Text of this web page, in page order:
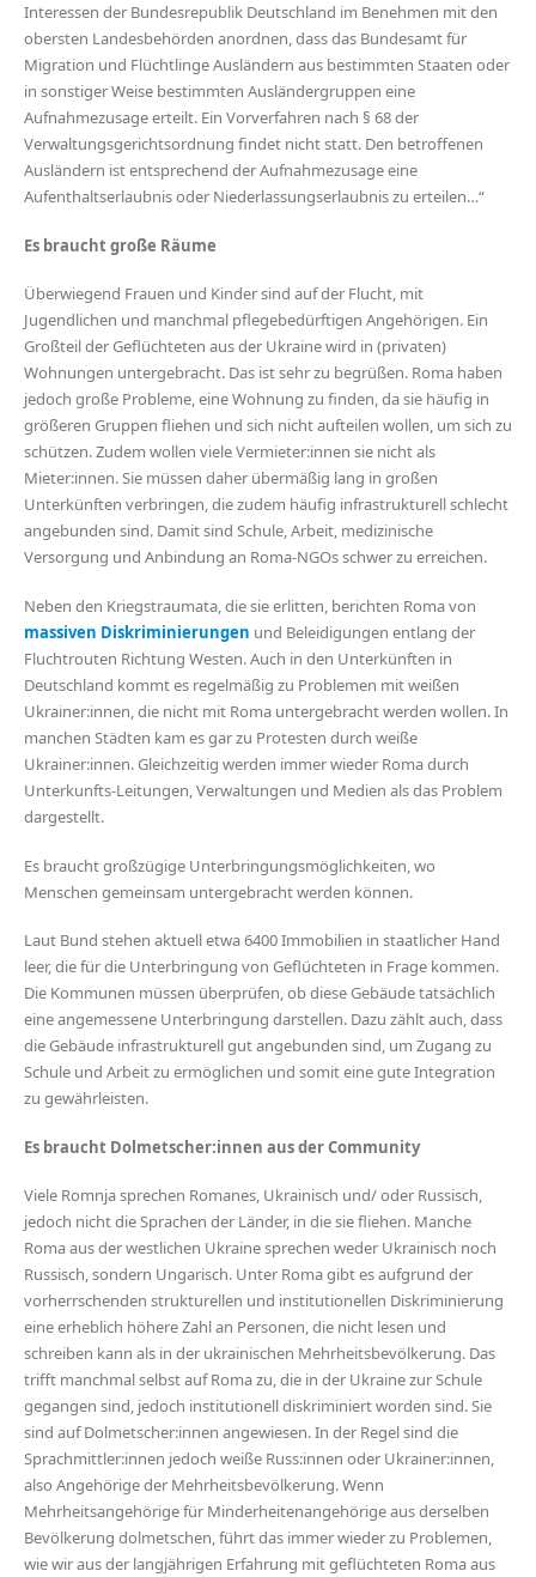
Interessen der Bundesrepublik Deutschland im Benehmen mit den
obersten Landesbehörden anordnen, dass das Bundesamt für
Migration und Flüchtlinge Ausländern aus bestimmten Staaten oder
in sonstiger Weise bestimmten Ausländergruppen eine
Aufnahmezusage erteilt. Ein Vorverfahren nach § 68 der
Verwaltungsgerichtsordnung findet nicht statt. Den betroffenen
Ausländern ist entsprechend der Aufnahmezusage eine
Aufenthaltserlaubnis oder Niederlassungserlaubnis zu erteilen…“
Es braucht große Räume
Überwiegend Frauen und Kinder sind auf der Flucht, mit
Jugendlichen und manchmal pflegebedürftigen Angehörigen. Ein
Großteil der Geflüchteten aus der Ukraine wird in (privaten)
Wohnungen untergebracht. Das ist sehr zu begrüßen. Roma haben
jedoch große Probleme, eine Wohnung zu finden, da sie häufig in
größeren Gruppen fliehen und sich nicht aufteilen wollen, um sich zu
schützen. Zudem wollen viele Vermieter:innen sie nicht als
Mieter:innen. Sie müssen daher übermäßig lang in großen
Unterkünften verbringen, die zudem häufig infrastrukturell schlecht
angebunden sind. Damit sind Schule, Arbeit, medizinische
Versorgung und Anbindung an Roma-NGOs schwer zu erreichen.
Neben den Kriegstraumata, die sie erlitten, berichten Roma von
massiven Diskriminierungen und Beleidigungen entlang der
Fluchtrouten Richtung Westen. Auch in den Unterkünften in
Deutschland kommt es regelmäßig zu Problemen mit weißen
Ukrainer:innen, die nicht mit Roma untergebracht werden wollen. In
manchen Städten kam es gar zu Protesten durch weiße
Ukrainer:innen. Gleichzeitig werden immer wieder Roma durch
Unterkunfts-Leitungen, Verwaltungen und Medien als das Problem
dargestellt.
Es braucht großzügige Unterbringungsmöglichkeiten, wo
Menschen gemeinsam untergebracht werden können.
Laut Bund stehen aktuell etwa 6400 Immobilien in staatlicher Hand
leer, die für die Unterbringung von Geflüchteten in Frage kommen.
Die Kommunen müssen überprüfen, ob diese Gebäude tatsächlich
eine angemessene Unterbringung darstellen. Dazu zählt auch, dass
die Gebäude infrastrukturell gut angebunden sind, um Zugang zu
Schule und Arbeit zu ermöglichen und somit eine gute Integration
zu gewährleisten.
Es braucht Dolmetscher:innen aus der Community
Viele Romnja sprechen Romanes, Ukrainisch und/ oder Russisch,
jedoch nicht die Sprachen der Länder, in die sie fliehen. Manche
Roma aus der westlichen Ukraine sprechen weder Ukrainisch noch
Russisch, sondern Ungarisch. Unter Roma gibt es aufgrund der
vorherrschenden strukturellen und institutionellen Diskriminierung
eine erheblich höhere Zahl an Personen, die nicht lesen und
schreiben kann als in der ukrainischen Mehrheitsbevölkerung. Das
trifft manchmal selbst auf Roma zu, die in der Ukraine zur Schule
gegangen sind, jedoch institutionell diskriminiert worden sind. Sie
sind auf Dolmetscher:innen angewiesen. In der Regel sind die
Sprachmittler:innen jedoch weiße Russ:innen oder Ukrainer:innen,
also Angehörige der Mehrheitsbevölkerung. Wenn
Mehrheitsangehörige für Minderheitenangehörige aus derselben
Bevölkerung dolmetschen, führt das immer wieder zu Problemen,
wie wir aus der langjährigen Erfahrung mit geflüchteten Roma aus